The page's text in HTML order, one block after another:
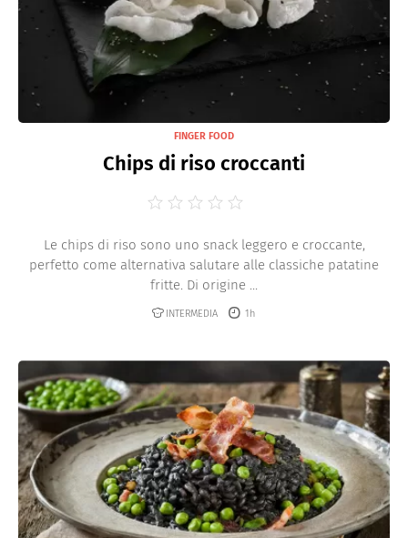
FINGER FOOD
Chips di riso croccanti
Le chips di riso sono uno snack leggero e croccante,
perfetto come alternativa salutare alle classiche patatine
fritte. Di origine ...
INTERMEDIA 1h